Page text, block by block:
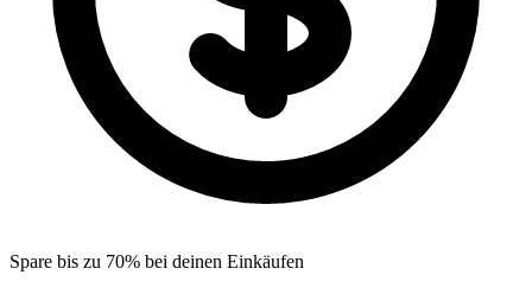
Spare bis zu 70% bei deinen Einkäufen